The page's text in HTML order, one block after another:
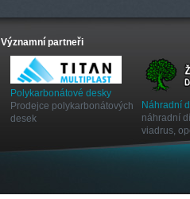
Významní partneři
Polykarbonátové desky
Prodejce polykarbonátových
desek
Náhradní
náhradní
viadrus,